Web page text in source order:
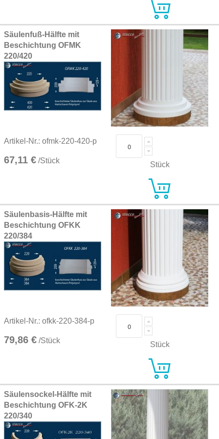
Säulenfuß-Hälfte mit
Beschichtung OFMK
220/420
Artikel-Nr.: ofmk-220-420-p
67,11 € /Stück Stück
Säulenbasis-Hälfte mit
Beschichtung OFKK
220/384
Artikel-Nr.: ofkk-220-384-p
79,86 € /Stück Stück
Säulensockel-Hälfte mit
Beschichtung OFK-2K
220/340